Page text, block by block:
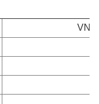
VN-